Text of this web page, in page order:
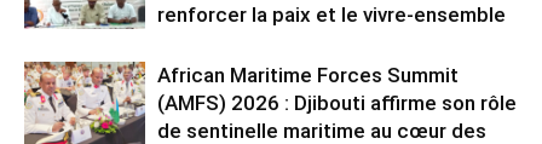
renforcer la paix et le vivre-ensemble
African Maritime Forces Summit
(AMFS) 2026 : Djibouti affirme son rôle
de sentinelle maritime au cœur des